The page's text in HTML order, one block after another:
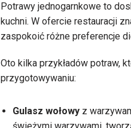
Potrawy jednogarnkowe to
kuchni. W ofercie restauracji
zaspokoić różne preferencje
Oto kilka przykładów potraw,
przygotowywaniu:
Gulasz wołowyz